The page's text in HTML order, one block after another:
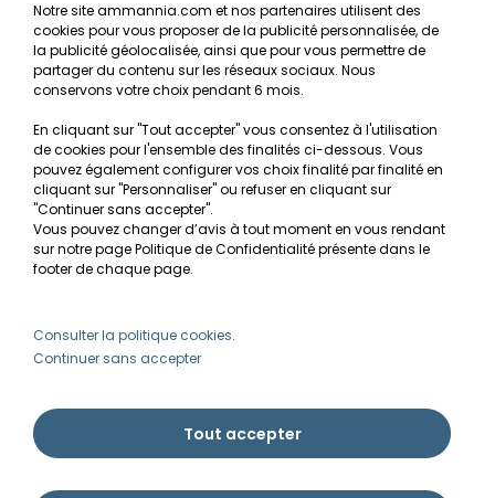
Mentions légales
Conditions générales de vente
MON COMPTE
Avantages
Créer un compte client
Besoin d'aide ?
Notre site ammannia.com et nos partenaires utilisent des
cookies pour vous proposer de la publicité personnalisée, de
la publicité géolocalisée, ainsi que pour vous permettre de
partager du contenu sur les réseaux sociaux. Nous
conservons votre choix pendant 6 mois.
En cliquant sur "Tout accepter" vous consentez à l'utilisation
de cookies pour l'ensemble des finalités ci-dessous. Vous
pouvez également configurer vos choix finalité par finalité en
cliquant sur "Personnaliser" ou refuser en cliquant sur
"Continuer sans accepter".
Vous pouvez changer d’avis à tout moment en vous rendant
sur notre page Politique de Confidentialité présente dans le
footer de chaque page.
Consulter la politique cookies.
Continuer sans accepter
Tout accepter